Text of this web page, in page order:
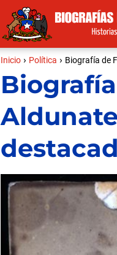
Inicio Política Biografía de